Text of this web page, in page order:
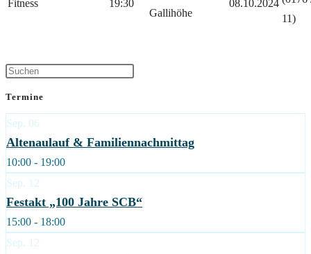
Fitness
19:30
Gallihöhe
08.10.2024
11)
Termine
Sep. 06
Altenaulauf & Familiennachmittag
10:00 - 19:00
Sep. 12
Festakt „100 Jahre SCB“
15:00 - 18:00
Sep. 12